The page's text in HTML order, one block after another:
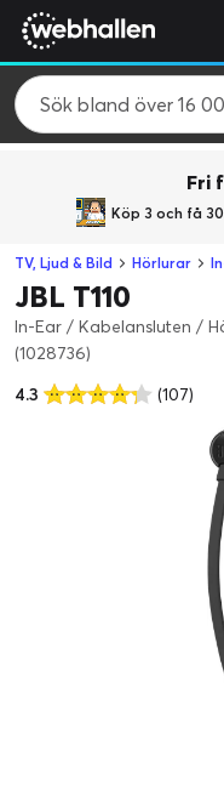
Fri
Köp 3 och få
TV, Ljud & Bild Hörlurar
JBL T110
In-Ear / Kabelansluten /
(1028736)
4.3
(107)